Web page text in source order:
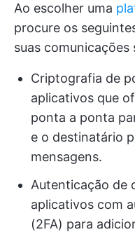
Ao escolher uma
procure os
suas comunicações
Criptografia de
aplicativos que
ponta a ponta
e o destinatário
mensagens.
Autenticação de
aplicativos com
(2FA) para